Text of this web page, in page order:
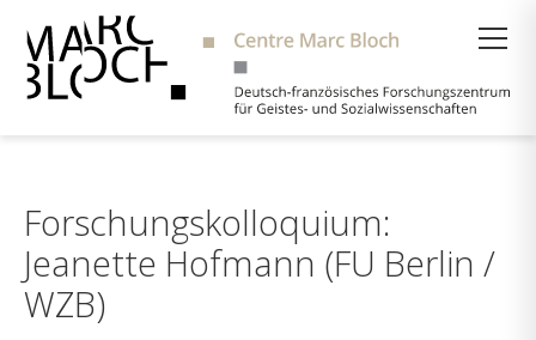
Forschungskolloquium:
Jeanette Hofmann (FU Berlin /
WZB)